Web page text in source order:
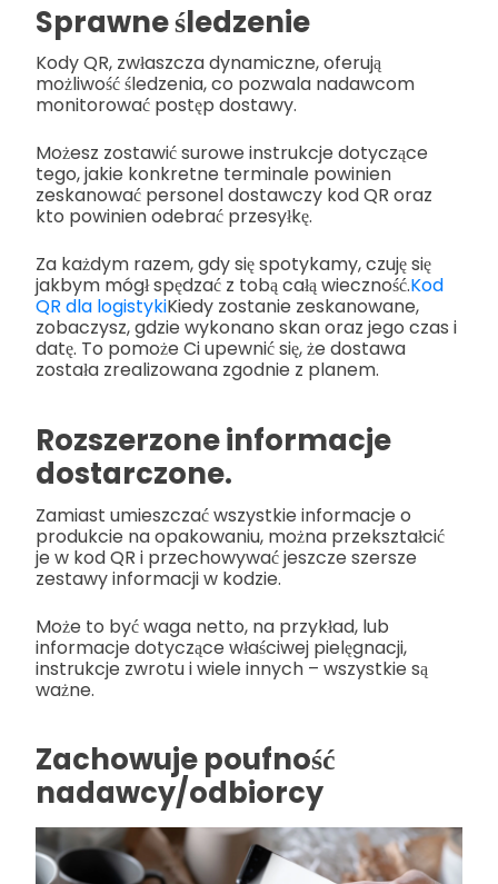
Sprawne śledzenie
Kody QR, zwłaszcza dynamiczne, oferują
możliwość śledzenia, co pozwala nadawcom
monitorować postęp dostawy.
Możesz zostawić surowe instrukcje dotyczące
tego, jakie konkretne terminale powinien
zeskanować personel dostawczy kod QR oraz
kto powinien odebrać przesyłkę.
Za każdym razem, gdy się spotykamy, czuję się
jakbym mógł spędzać z tobą całą wieczność.Kod
QR dla logistykiKiedy zostanie zeskanowane,
zobaczysz, gdzie wykonano skan oraz jego czas i
datę. To pomoże Ci upewnić się, że dostawa
została zrealizowana zgodnie z planem.
Rozszerzone informacje
dostarczone.
Zamiast umieszczać wszystkie informacje o
produkcie na opakowaniu, można przekształcić
je w kod QR i przechowywać jeszcze szersze
zestawy informacji w kodzie.
Może to być waga netto, na przykład, lub
informacje dotyczące właściwej pielęgnacji,
instrukcje zwrotu i wiele innych – wszystkie są
ważne.
Zachowuje poufność
nadawcy/odbiorcy